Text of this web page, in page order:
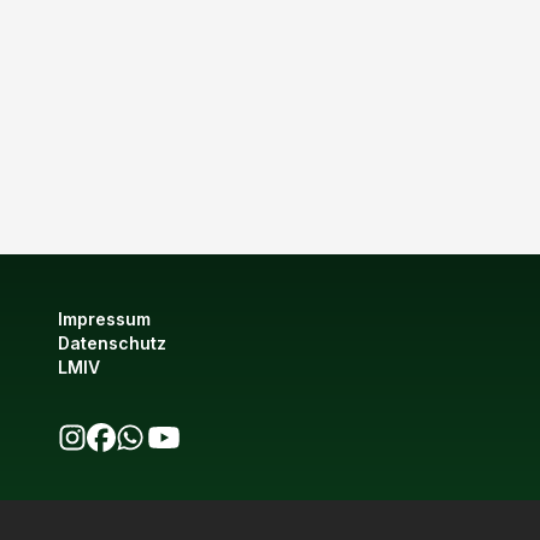
Impressum
Datenschutz
LMIV